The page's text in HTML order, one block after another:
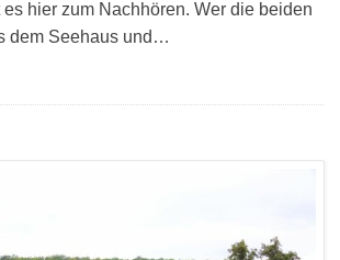
hier zum Nachhören. Wer die beiden
dem Seehaus und…